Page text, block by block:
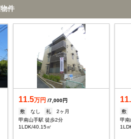
件
11.5万円 /7,000円
敷
なし 礼
2ヶ月
甲南山手駅 徒歩2分
1LDK/40.15㎡
敷
甲南